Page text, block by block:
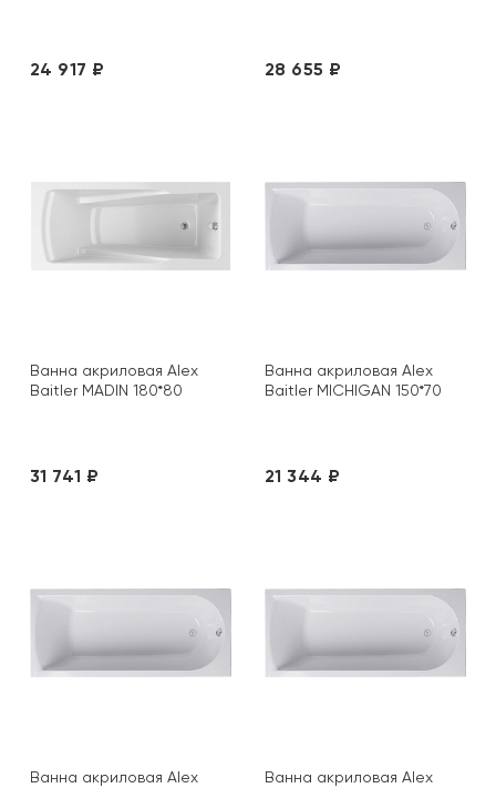
24 917 ₽ 28 655 ₽
Ванна акриловая Alex
Baitler MADIN 180*80
31 741 ₽
Ванна акриловая Alex
Baitler MICHIGAN 150*70
21 344 ₽
Ванна акриловая Alex
Ванна акриловая Alex